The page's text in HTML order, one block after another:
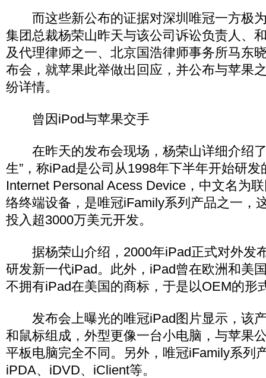
而这些新公布的证据对深圳唯冠一方极
集团总裁杨荣山昨天与该公司诉讼负责人、
及代理律师之一、北京国浩律师事务所马东
布会，就苹果此举做出回应，并公布与苹果
纷详情。
曾因iPod与苹果交手
在昨天的发布会现场，杨荣山详细介绍了
生”，称iPad是公司从1998年下半年开始研
Internet Personal Acess Device，中文名为
络终端设备，是唯冠iFamily系列产品之一，
投入超3000万美元开发。
据杨荣山介绍，2000年iPad正式对外发
研发新一代iPad。此外，iPad曾在欧洲和美
不拥有iPad在美国的商标，于是以OEM的形
发布会上曝光的唯冠iPad图片显示，该
和鼠标组成，外型更像一台小电脑，与苹果
平板电脑完全不同。另外，唯冠iFamily系列
iPDA、iDVD、iClient等。